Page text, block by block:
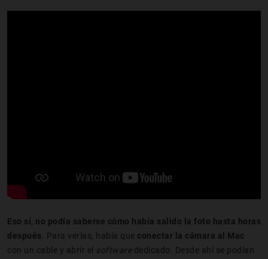
Eso sí, no podía saberse cómo había salido la foto hasta horas
después. Para verlas, había que conectar la cámara al Mac
con un cable y abrir el software dedicado. Desde ahí se podían